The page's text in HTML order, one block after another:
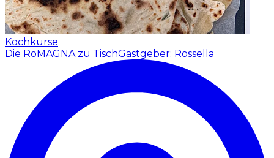
Kochkurse
Die RoMAGNA zu TischGastgeber: Rossella